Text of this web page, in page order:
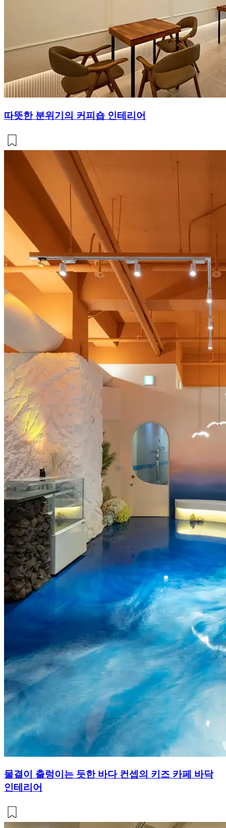
따뜻한 분위기의 커피숍 인테리어
물결이 출렁이는 듯한 바다 컨셉의 키즈 카페 바닥
인테리어